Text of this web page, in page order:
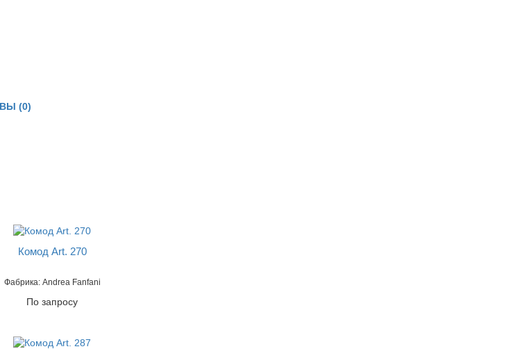
(0)
Комод Art. 270
Фабрика: Andrea Fanfani
По запросу